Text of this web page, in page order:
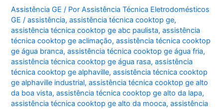
Assistência GE / PorAssistência Técnica Eletrodomésticos
GE/assistência,assistência técnica cooktop ge,
assistência técnica cooktop ge abc paulista,assistência
técnica cooktop ge aclimação,assistência técnica cooktop
ge água branca,assistência técnica cooktop ge água fria,
assistência técnica cooktop ge água rasa,assistência
técnica cooktop ge alphaville,assistência técnica cooktop
ge alphaville industrial,assistência técnica cooktop ge alto
da boa vista,assistência técnica cooktop ge alto da lapa,
assistência técnica cooktop ge alto da mooca,assistência